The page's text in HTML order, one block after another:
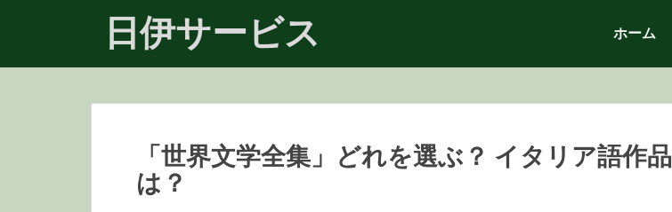
i
日伊サービス ホーム
「世界文学全集」どれを選ぶ？ イタリア語作品
は？